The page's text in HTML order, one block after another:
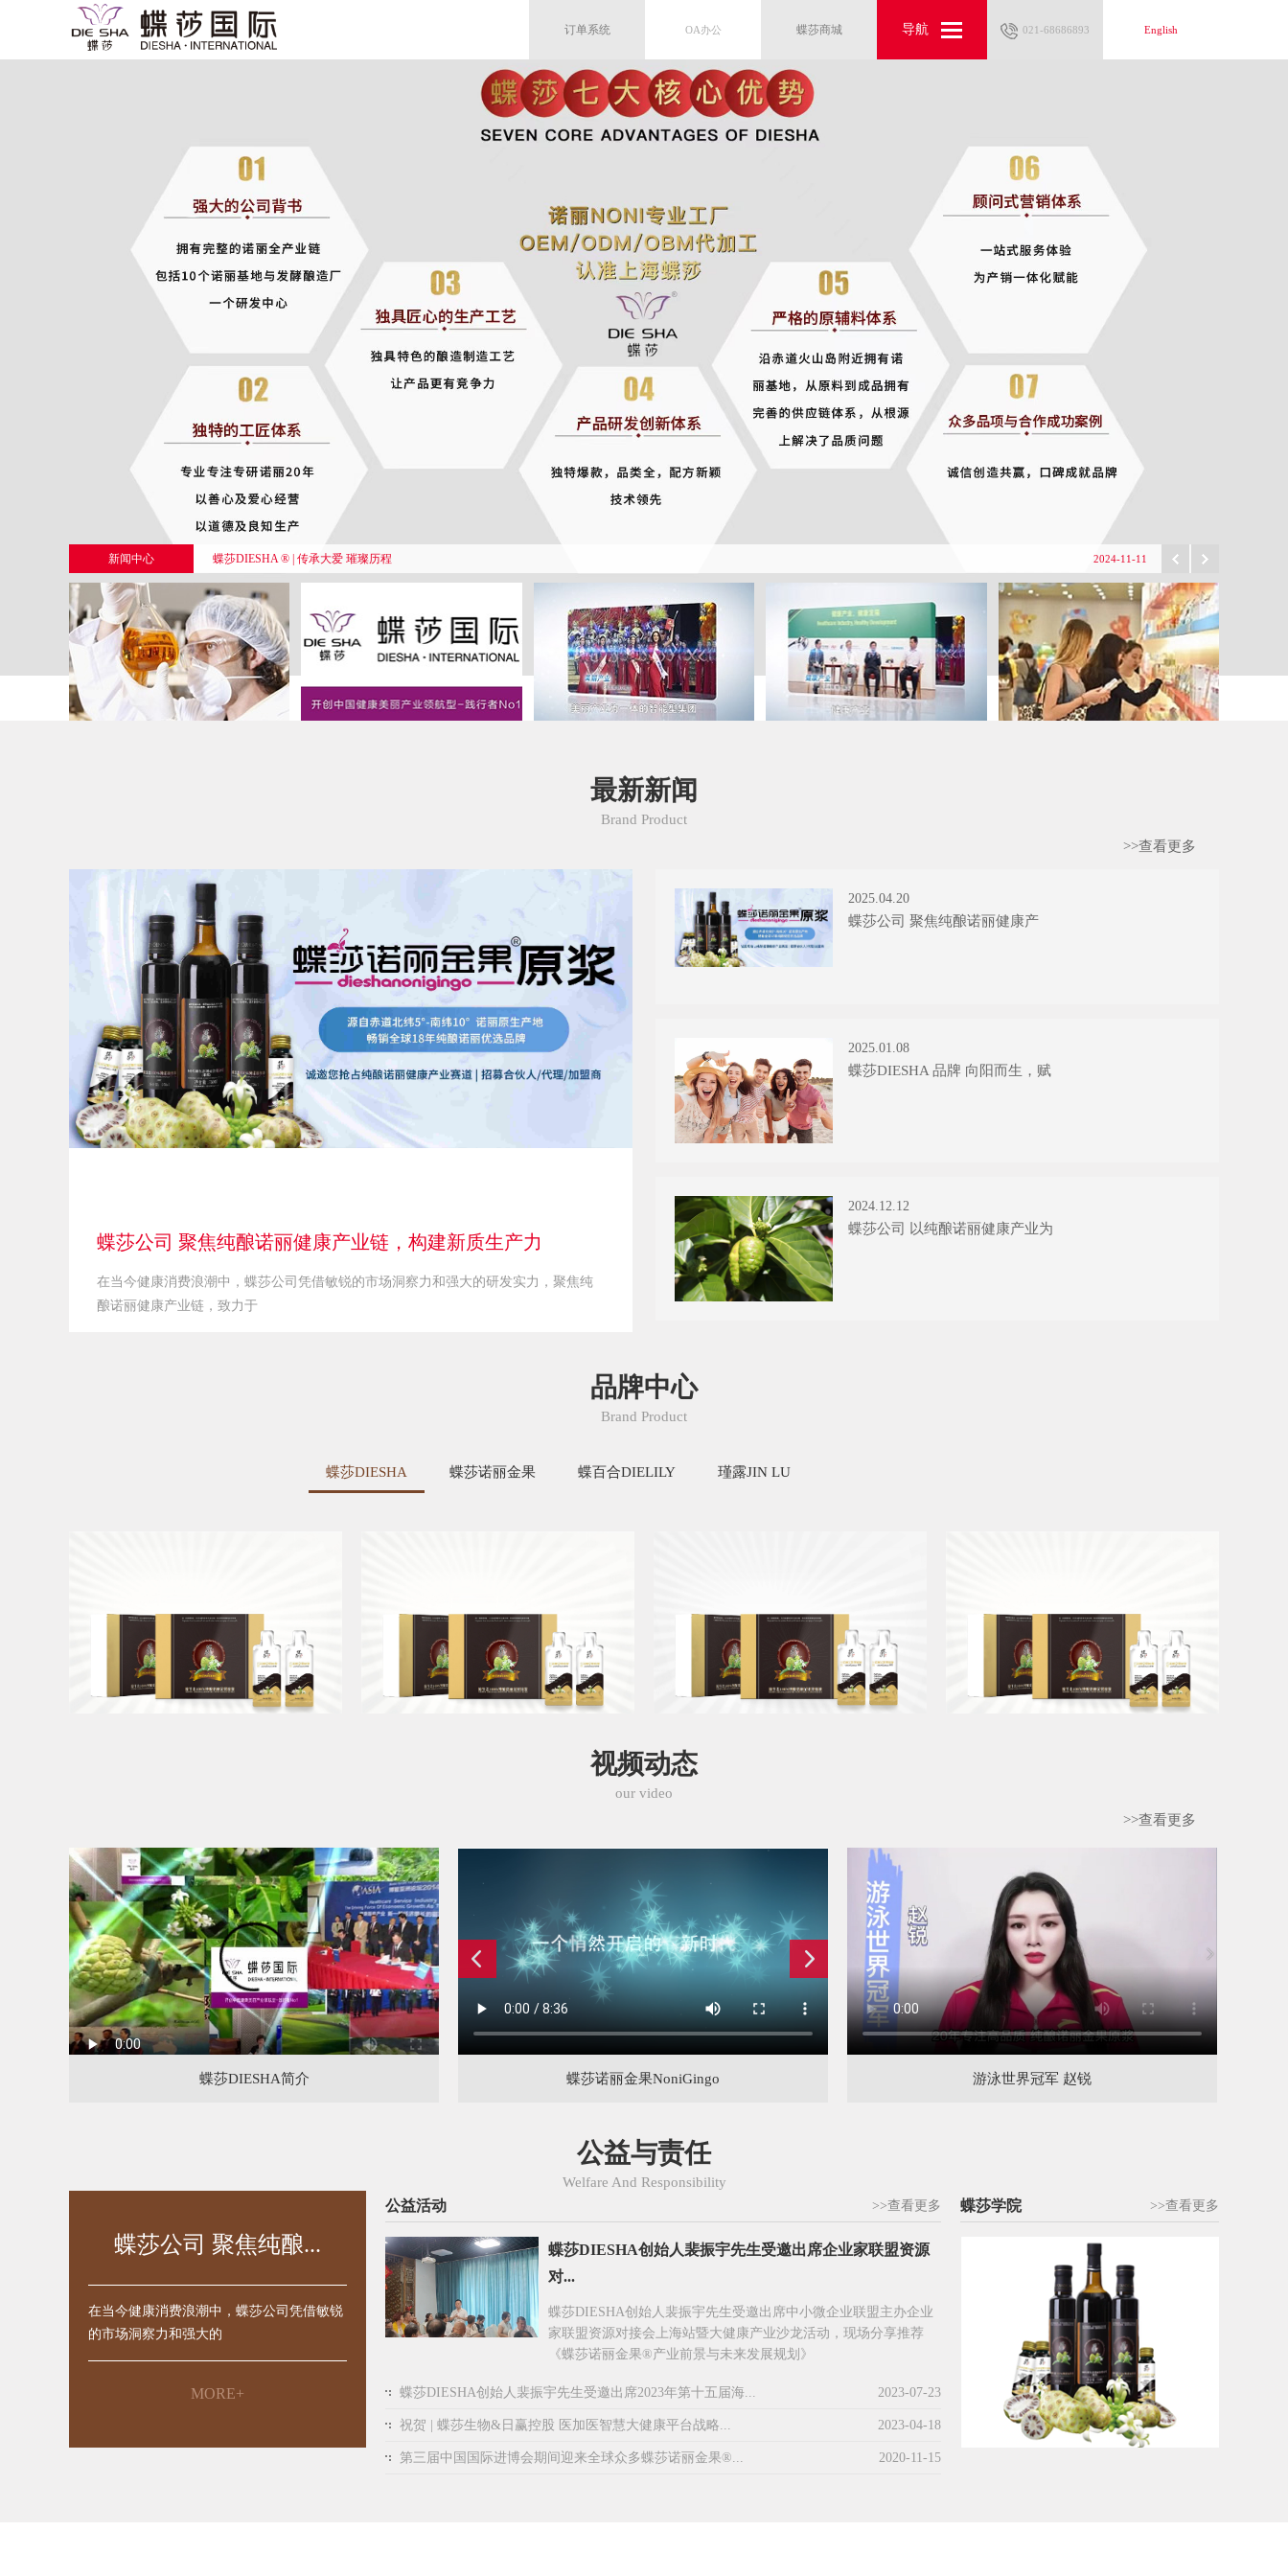
English
English
021-68686893
021-68686893
导航
导航
蝶莎商城
OA办公
OA办公
订单系统
3 5
新闻中心
2024-09-24
蝶莎品牌内外兼修，多元化产品助力女性健康美丽
蝶莎诺丽金果NoniGingo 以纯酿之力重塑健康产业新质
2025-04-20
蝶莎公司 聚焦纯酿诺丽健康产业链，构建新质生产力
2025-04-15
蝶莎诺丽金果NoniGingo 开启健康美丽新时代
2025-03-18
蝶莎DIESHA · 善念滋养未来
2025-03-18
蝶莎诺丽金果NoniGingo的全球之旅
2025-01-08
蝶莎DIESHA 品牌 向阳而生，赋能诺丽健康产业赛道
2024-12-12
蝶莎公司 以纯酿诺丽健康产业为基石，引领大健康产业
2024-11-11
蝶莎DIESHA ® | 传承大爱 璀璨历程
2024-10-01
蝶莎DIESHA ® | 向善的力量 世界因你而美好
2024-09-24
蝶莎品牌内外兼修，多元化产品助力女性健康美丽
2025-05-12
蝶莎诺丽金果NoniGingo 以纯酿之力重塑健康产业新质
最新新闻
Brand Product
>>查看更多
蝶莎公司 聚焦纯酿诺丽健康产业链，构建新质生产力
在当今健康消费浪潮中，蝶莎公司凭借敏锐的市场洞察力和强大的研发实力，聚焦纯
酿诺丽健康产业链，致力于
2025.04.20
蝶莎公司 聚焦纯酿诺丽健康产
2025.01.08
蝶莎DIESHA 品牌 向阳而生，赋
2024.12.12
蝶莎公司 以纯酿诺丽健康产业为
品牌中心
Brand Product
蝶莎DIESHA 蝶莎诺丽金果 蝶百合DIELILY 瑾露JIN LU
视频动态
our video
>>查看更多
蝶莎DIESHA简介 蝶莎诺丽金果NoniGingo 游泳世界冠军 赵锐
公益与责任
Welfare And Responsibility
蝶莎公司 聚焦纯酿...
在当今健康消费浪潮中，蝶莎公司凭借敏锐
的市场洞察力和强大的
MORE+
公益活动 >>查看更多
蝶莎DIESHA创始人裴振宇先生受邀出席企业家联盟资源
对...
蝶莎DIESHA创始人裴振宇先生受邀出席中小微企业联盟主办企业
家联盟资源对接会上海站暨大健康产业沙龙活动，现场分享推荐
《蝶莎诺丽金果®产业前景与未来发展规划》
蝶莎DIESHA创始人裴振宇先生受邀出席2023年第十五届海... 2023-07-23
祝贺 | 蝶莎生物&日赢控股 医加医智慧大健康平台战略... 2023-04-18
第三届中国国际进博会期间迎来全球众多蝶莎诺丽金果®... 2020-11-15
蝶莎学院 >>查看更多